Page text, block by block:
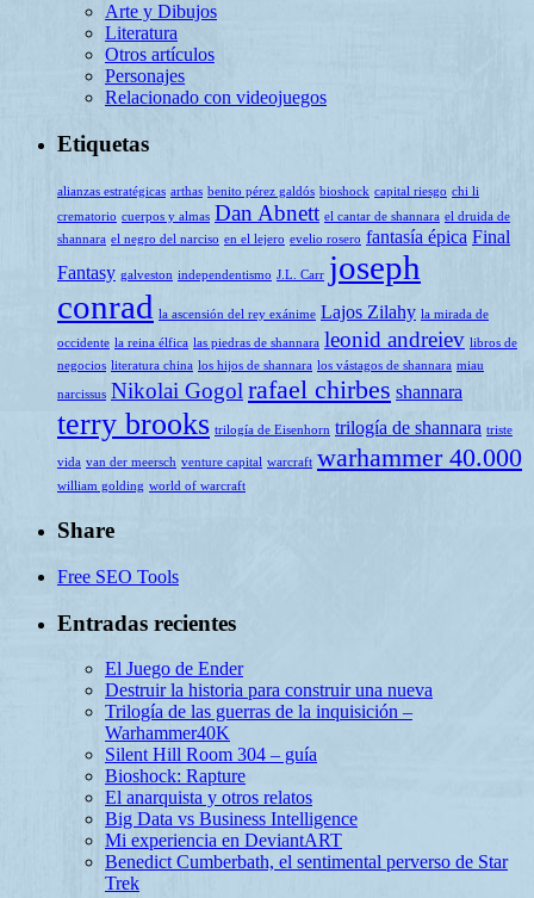
Arte y Dibujos
Literatura
Otros artículos
Personajes
Relacionado con videojuegos
Etiquetas
alianzas estratégicas arthas benito pérez galdós bioshock capital riesgo chi li
crematorio cuerpos y almas Dan Abnett el cantar de shannara el druida de
shannara el negro del narciso en el lejero evelio rosero fantasía épica Final
Fantasy galveston independentismo J.L. Carr joseph
conrad la ascensión del rey exánime Lajos Zilahy la mirada de
occidente la reina élfica las piedras de shannara leonid andreiev libros de
negocios literatura china los hijos de shannara los vástagos de shannara miau
narcissus Nikolai Gogolrafael chirbes shannara
terry brooks trilogía de Eisenhorn trilogía de shannara triste
vida van der meersch venture capital warcraft warhammer 40.000
william golding world of warcraft
Share
Free SEO Tools
Entradas recientes
El Juego de Ender
Destruir la historia para construir una nueva
Trilogía de las guerras de la inquisición –
Warhammer40K
Silent Hill Room 304 – guía
Bioshock: Rapture
El anarquista y otros relatos
Big Data vs Business Intelligence
Mi experiencia en DeviantART
Benedict Cumberbath, el sentimental perverso de Star
Trek